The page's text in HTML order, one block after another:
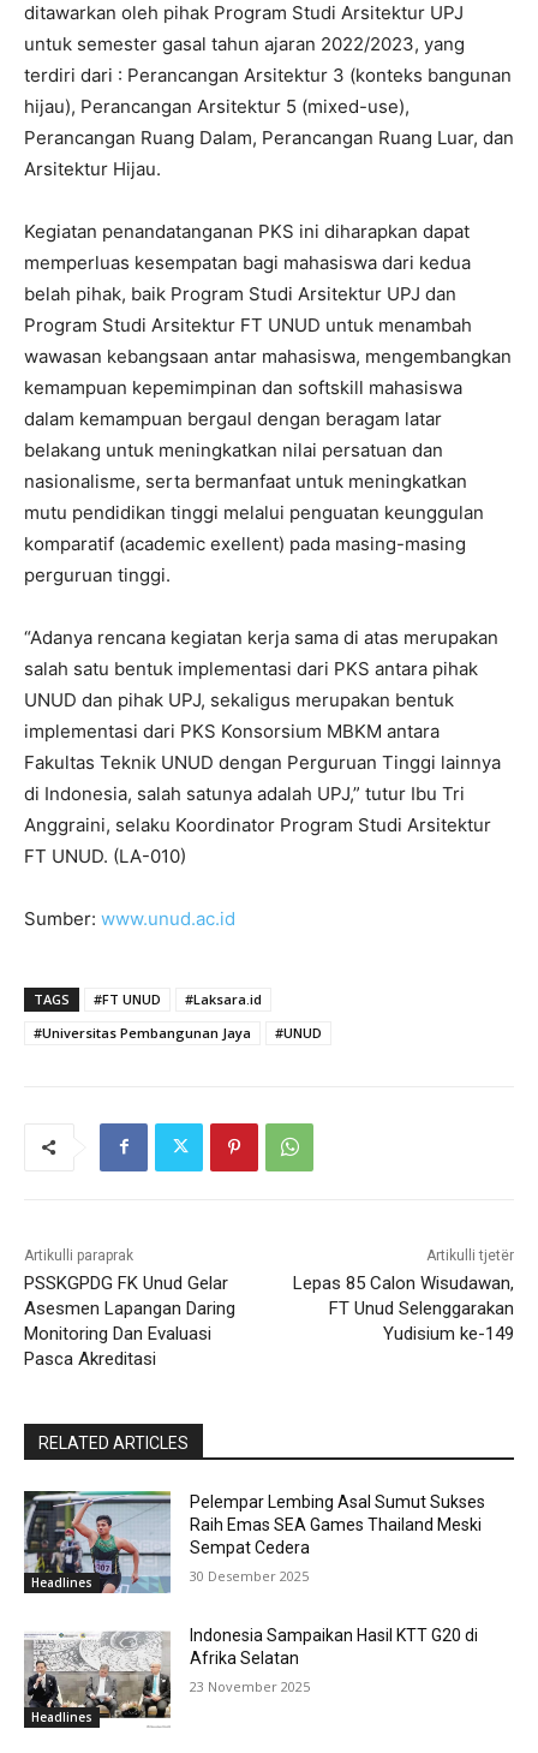
ditawarkan oleh pihak Program Studi Arsitektur UPJ
untuk semester gasal tahun ajaran 2022/2023, yang
terdiri dari : Perancangan Arsitektur 3 (konteks bangunan
hijau), Perancangan Arsitektur 5 (mixed-use),
Perancangan Ruang Dalam, Perancangan Ruang Luar, dan
Arsitektur Hijau.
Kegiatan penandatanganan PKS ini diharapkan dapat
memperluas kesempatan bagi mahasiswa dari kedua
belah pihak, baik Program Studi Arsitektur UPJ dan
Program Studi Arsitektur FT UNUD untuk menambah
wawasan kebangsaan antar mahasiswa, mengembangkan
kemampuan kepemimpinan dan softskill mahasiswa
dalam kemampuan bergaul dengan beragam latar
belakang untuk meningkatkan nilai persatuan dan
nasionalisme, serta bermanfaat untuk meningkatkan
mutu pendidikan tinggi melalui penguatan keunggulan
komparatif (academic exellent) pada masing-masing
perguruan tinggi.
“Adanya rencana kegiatan kerja sama di atas merupakan
salah satu bentuk implementasi dari PKS antara pihak
UNUD dan pihak UPJ, sekaligus merupakan bentuk
implementasi dari PKS Konsorsium MBKM antara
Fakultas Teknik UNUD dengan Perguruan Tinggi lainnya
di Indonesia, salah satunya adalah UPJ,” tutur Ibu Tri
Anggraini, selaku Koordinator Program Studi Arsitektur
FT UNUD. (LA-010)
Sumber: www.unud.ac.id
TAGS #FT UNUD
#Laksara.id
#Universitas Pembangunan Jaya
#UNUD
Artikulli paraprak
PSSKGPDG FK Unud Gelar
Asesmen Lapangan Daring
Monitoring Dan Evaluasi
Pasca Akreditasi
Artikulli tjetër
Lepas 85 Calon Wisudawan,
FT Unud Selenggarakan
Yudisium ke-149
RELATED ARTICLES
Headlines
Pelempar Lembing Asal Sumut Sukses
Raih Emas SEA Games Thailand Meski
Sempat Cedera
30 Desember 2025
Headlines
Indonesia Sampaikan Hasil KTT G20 di
Afrika Selatan
23 November 2025